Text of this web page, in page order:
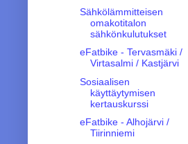
Sähkölämmitteisen
omakotitalon
sähkönkulutukset
eFatbike - Tervasmäki /
Virtasalmi / Kastjärvi
Sosiaalisen
käyttäytymisen
kertauskurssi
eFatbike - Alhojärvi /
Tiirinniemi